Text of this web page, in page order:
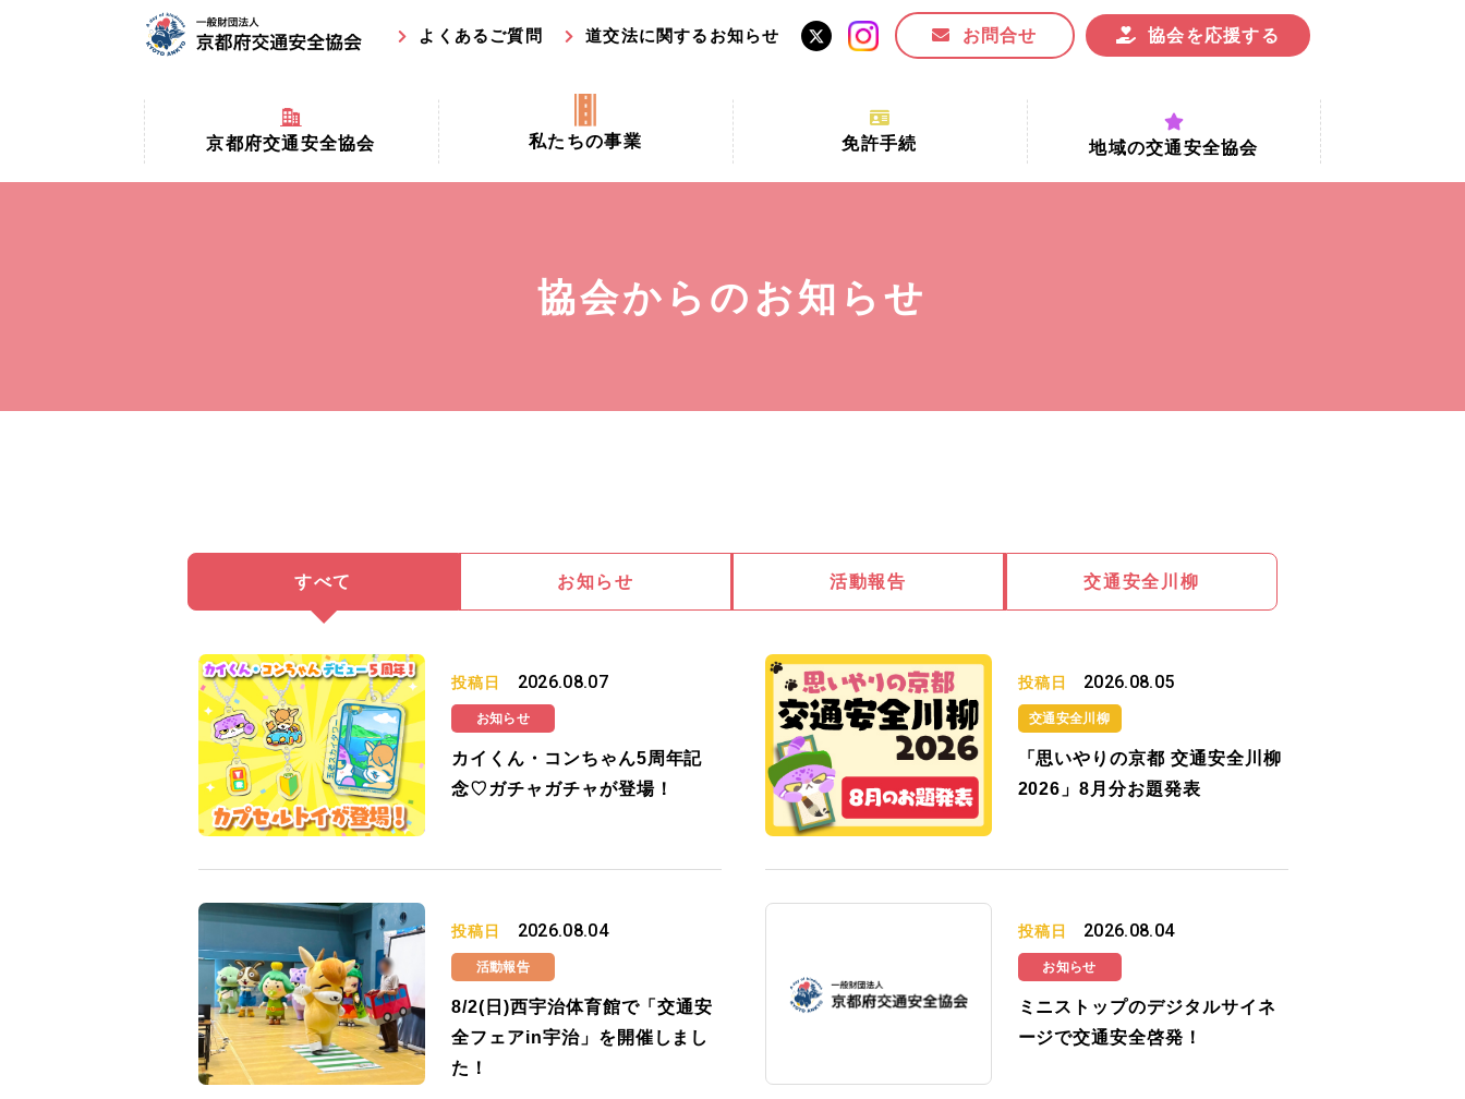
よくあるご質問 道交法に関するお知らせ お問合せ 協会を応援する
京都府交通安全協会
京都府交通安全協会とは？
私たちの事業
京都府交通安全活動推進センター事業
交通安全協力金の活用事業
免許手続
手続場所の対象者及び受付時間
講習時間
地域の交通安全協会
協会からのお知らせ
すべて お知らせ 活動報告 交通安全川柳
投稿日 2026.08.07
お知らせ
カイくん・コンちゃん5周年記
念♡ガチャガチャが登場！
投稿日 2026.08.05
交通安全川柳
「思いやりの京都 交通安全川柳
2026」8月分お題発表
投稿日 2026.08.04
活動報告
8/2(日)西宇治体育館で「交通安
全フェアin宇治」を開催しまし
た！
投稿日 2026.08.04
お知らせ
ミニストップのデジタルサイネ
ージで交通安全啓発！